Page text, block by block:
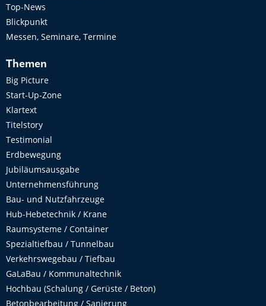
Top-News
Blickpunkt
Messen, Seminare, Termine
Themen
Big Picture
Start-Up-Zone
Klartext
Titelstory
Testimonial
Erdbewegung
Jubiläumsausgabe
Unternehmensführung
Bau- und Nutzfahrzeuge
Hub-Hebetechnik / Krane
Raumsysteme / Container
Spezialtiefbau / Tunnelbau
Verkehrswegebau / Tiefbau
GaLaBau / Kommunaltechnik
Hochbau (Schalung / Gerüste / Beton)
Betonbearbeitung / Sanierung